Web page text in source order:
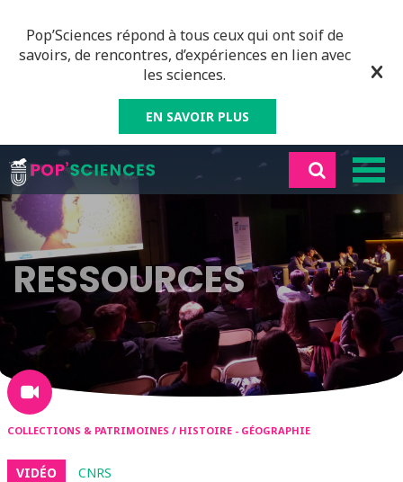
Pop’Sciences répond à tous ceux qui ont soif de
savoirs, de rencontres, d’expériences en lien avec
les sciences.
EN SAVOIR PLUS
RESSOURCES
COLLECTIONS & PATRIMOINES / HISTOIRE - GÉOGRAPHIE
VIDÉO CNRS